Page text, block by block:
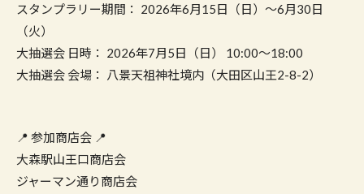
スタンプラリー期間： 2026年6月15日（日）～6月30日
（火）
大抽選会 日時： 2026年7月5日（日） 10:00～18:00
大抽選会 会場： 八景天祖神社境内（大田区山王2-8-2）
📍 参加商店会 📍
大森駅山王口商店会
ジャーマン通り商店会